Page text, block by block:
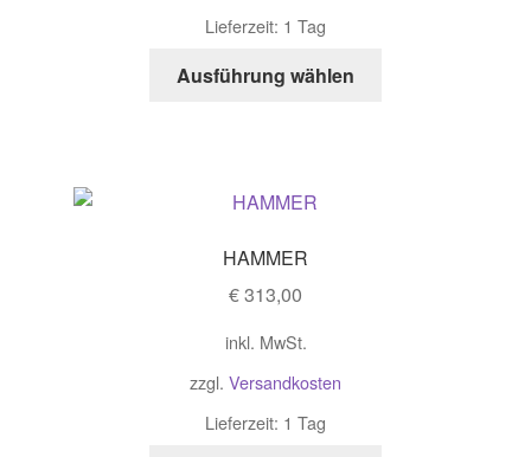
Lieferzeit: 1 Tag
Ausführung wählen
HAMMER
€313,00
inkl. MwSt.
zzgl. Versandkosten
Lieferzeit: 1 Tag